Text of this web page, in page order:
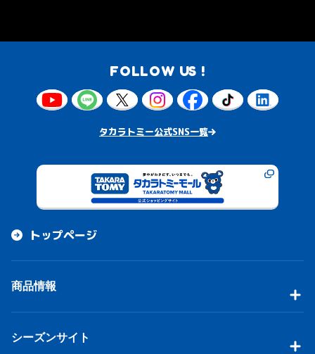
FOLLOW US !
タカラトミー公式SNS一覧
トップページ
商品情報
シーズンサイト